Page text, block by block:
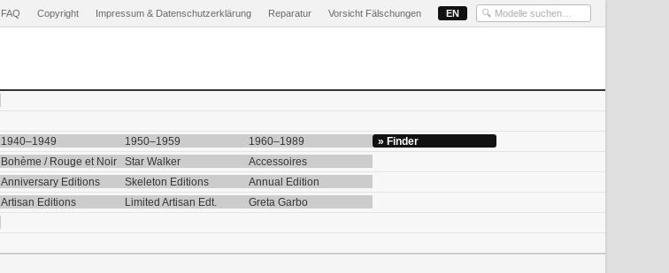
FAQ Copyright Impressum & Datenschutzerklärung Reparatur Vorsicht Fälschungen EN
1940–1949 1950–1959 1960–1989
» Finder
Bohème / Rouge et Noir Star Walker
Accessoires
Anniversary Editions Skeleton Editions
Annual Edition
Artisan Editions Limited Artisan Edt. Greta Garbo